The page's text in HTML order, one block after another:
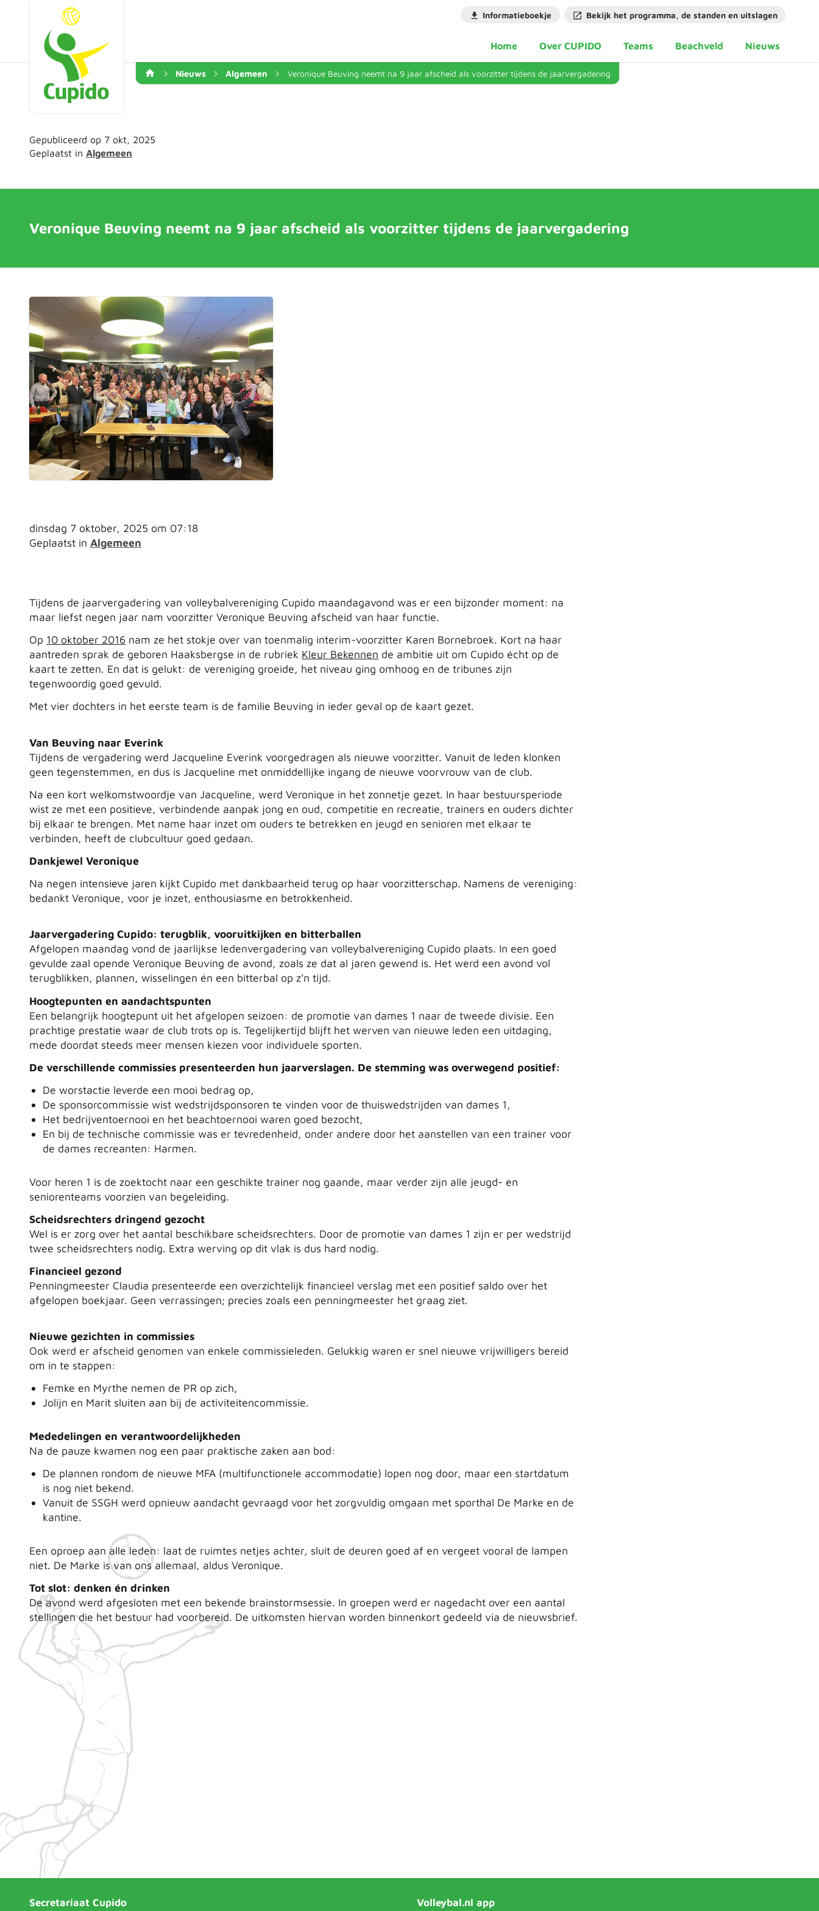
Informatieboekje Bekijk het programma, de standen en uitslagen
Home Over CUPIDO Teams Beachveld Nieuws
Nieuws Algemeen Veronique Beuving neemt na 9 jaar afscheid als voorzitter tijdens de jaarvergadering
Gepubliceerd op 7 okt, 2025
Geplaatst in Algemeen
Veronique Beuving neemt na 9 jaar afscheid als voorzitter tijdens de jaarvergadering
dinsdag 7 oktober, 2025 om 07:18
Geplaatst in Algemeen
Tijdens de jaarvergadering van volleybalvereniging Cupido maandagavond was er een bijzonder moment: na
maar liefst negen jaar nam voorzitter Veronique Beuving afscheid van haar functie.
Op 10 oktober 2016 nam ze het stokje over van toenmalig interim-voorzitter Karen Bornebroek. Kort na haar
aantreden sprak de geboren Haaksbergse in de rubriek Kleur Bekennen de ambitie uit om Cupido écht op de
kaart te zetten. En dat is gelukt: de vereniging groeide, het niveau ging omhoog en de tribunes zijn
tegenwoordig goed gevuld.
Met vier dochters in het eerste team is de familie Beuving in ieder geval op de kaart gezet.
Van Beuving naar Everink
Tijdens de vergadering werd Jacqueline Everink voorgedragen als nieuwe voorzitter. Vanuit de leden klonken
geen tegenstemmen, en dus is Jacqueline met onmiddellijke ingang de nieuwe voorvrouw van de club.
Na een kort welkomstwoordje van Jacqueline, werd Veronique in het zonnetje gezet. In haar bestuursperiode
wist ze met een positieve, verbindende aanpak jong en oud, competitie en recreatie, trainers en ouders dichter
bij elkaar te brengen. Met name haar inzet om ouders te betrekken en jeugd en senioren met elkaar te
verbinden, heeft de clubcultuur goed gedaan.
Dankjewel Veronique
Na negen intensieve jaren kijkt Cupido met dankbaarheid terug op haar voorzitterschap. Namens de vereniging:
bedankt Veronique, voor je inzet, enthousiasme en betrokkenheid.
Jaarvergadering Cupido: terugblik, vooruitkijken en bitterballen
Afgelopen maandag vond de jaarlijkse ledenvergadering van volleybalvereniging Cupido plaats. In een goed
gevulde zaal opende Veronique Beuving de avond, zoals ze dat al jaren gewend is. Het werd een avond vol
terugblikken, plannen, wisselingen én een bitterbal op z’n tijd.
Hoogtepunten en aandachtspunten
Een belangrijk hoogtepunt uit het afgelopen seizoen: de promotie van dames 1 naar de tweede divisie. Een
prachtige prestatie waar de club trots op is. Tegelijkertijd blijft het werven van nieuwe leden een uitdaging,
mede doordat steeds meer mensen kiezen voor individuele sporten.
De verschillende commissies presenteerden hun jaarverslagen. De stemming was overwegend positief:
De worstactie leverde een mooi bedrag op,
De sponsorcommissie wist wedstrijdsponsoren te vinden voor de thuiswedstrijden van dames 1,
Het bedrijventoernooi en het beachtoernooi waren goed bezocht,
En bij de technische commissie was er tevredenheid, onder andere door het aanstellen van een trainer voor
de dames recreanten: Harmen.
Voor heren 1 is de zoektocht naar een geschikte trainer nog gaande, maar verder zijn alle jeugd- en
seniorenteams voorzien van begeleiding.
Scheidsrechters dringend gezocht
Wel is er zorg over het aantal beschikbare scheidsrechters. Door de promotie van dames 1 zijn er per wedstrijd
twee scheidsrechters nodig. Extra werving op dit vlak is dus hard nodig.
Financieel gezond
Penningmeester Claudia presenteerde een overzichtelijk financieel verslag met een positief saldo over het
afgelopen boekjaar. Geen verrassingen; precies zoals een penningmeester het graag ziet.
Nieuwe gezichten in commissies
Ook werd er afscheid genomen van enkele commissieleden. Gelukkig waren er snel nieuwe vrijwilligers bereid
om in te stappen:
Femke en Myrthe nemen de PR op zich,
Jolijn en Marit sluiten aan bij de activiteitencommissie.
Mededelingen en verantwoordelijkheden
Na de pauze kwamen nog een paar praktische zaken aan bod:
De plannen rondom de nieuwe MFA (multifunctionele accommodatie) lopen nog door, maar een startdatum
is nog niet bekend.
Vanuit de SSGH werd opnieuw aandacht gevraagd voor het zorgvuldig omgaan met sporthal De Marke en de
kantine.
Een oproep aan alle leden: laat de ruimtes netjes achter, sluit de deuren goed af en vergeet vooral de lampen
niet. De Marke is van ons allemaal, aldus Veronique.
Tot slot: denken én drinken
De avond werd afgesloten met een bekende brainstormsessie. In groepen werd er nagedacht over een aantal
stellingen die het bestuur had voorbereid. De uitkomsten hiervan worden binnenkort gedeeld via de nieuwsbrief.
Secretariaat Cupido Volleybal.nl app